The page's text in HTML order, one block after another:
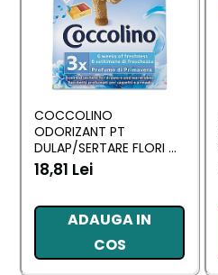
COCCOLINO
ODORIZANT PT
DULAP/SERTARE FLORI DI
PRIMAVERA 3 BUC
18,81 Lei
ADAUGA IN
COS